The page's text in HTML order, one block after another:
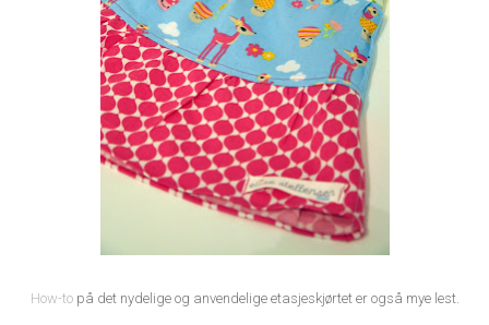
How-to på det nydelige og anvendelige etasjeskjørtet er også mye lest.